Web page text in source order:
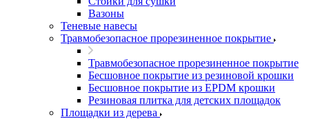
Вазоны
Теневые навесы
Травмобезопасное прорезиненное покрытие
Травмобезопасное прорезиненное покрытие
Бесшовное покрытие из резиновой крошки
Бесшовное покрытие из EPDM крошки
Резиновая плитка для детских площадок
Площадки из дерева